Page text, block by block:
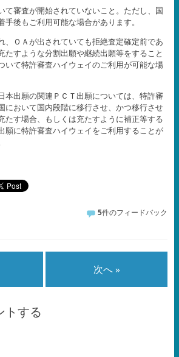
て審査が開始されていないこと。ただし、国
後もご利用可能な場合があります。
、ＯＡが出されていても拒絶査定確定前であ
たすような分割出願や継続出願等をすること
いて特許審査ハイウェイのご利用が可能な場
本出願の関連ＰＣＴ出願については、特許審
において国内段階に移行させ、かつ移行させ
たす場合、もしくは充たすように補正等する
願に特許審査ハイウェイをご利用することが
5件のフィードバック
次へ »
トする